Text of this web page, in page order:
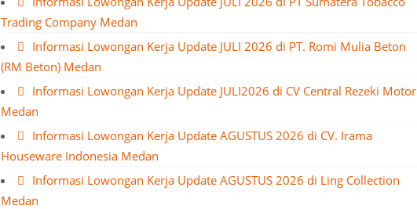
Trading Company Medan
Informasi Lowongan Kerja Update JULI 2026 di PT. Romi Mulia Beton
(RM Beton) Medan
Informasi Lowongan Kerja Update JULI2026 di CV Central Rezeki Motor
Medan
Informasi Lowongan Kerja Update AGUSTUS 2026 di CV. Irama
Houseware Indonesia Medan
Informasi Lowongan Kerja Update AGUSTUS 2026 di Ling Collection
Medan